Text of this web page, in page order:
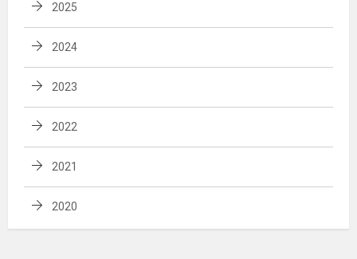
2025
2024
2023
2022
2021
2020